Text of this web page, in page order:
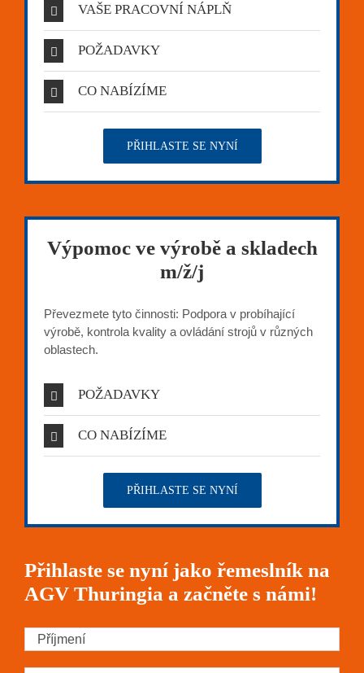
VAŠE PRACOVNÍ NÁPLŇ
POŽADAVKY
CO NABÍZÍME
PŘIHLASTE SE NYNÍ
Výpomoc ve výrobě a skladech
m/ž/j
Převezmete tyto činnosti: Podpora v probíhající
výrobě, kontrola kvality a ovládání strojů v různých
oblastech.
POŽADAVKY
CO NABÍZÍME
PŘIHLASTE SE NYNÍ
Přihlaste se nyní jako řemeslník na
AGV Thuringia a začněte s námi!